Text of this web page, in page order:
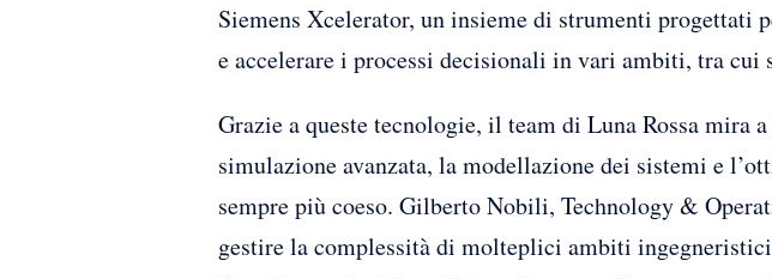
Siemens Xcelerator, un insieme di strumenti
e accelerare i processi decisionali in vari ambiti, tra
Grazie a queste tecnologie, il team di Luna Rossa
simulazione avanzata, la modellazione dei sistemi e
sempre più coeso. Gilberto Nobili, Technology &
gestire la complessità di molteplici ambiti